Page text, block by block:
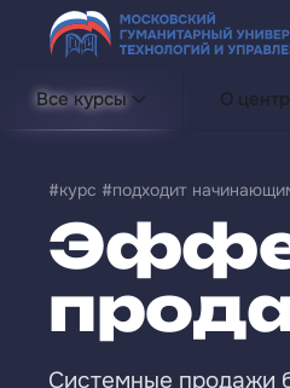
Перейти к содержимому
Все курсы О
#курс #подходит
Системные продажи